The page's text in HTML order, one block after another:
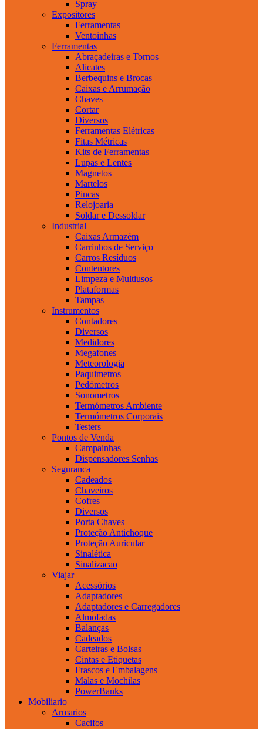
Spray
Expositores
Ferramentas
Ventoinhas
Ferramentas
Abraçadeiras e Tornos
Alicates
Berbequins e Brocas
Caixas e Arrumação
Chaves
Cortar
Diversos
Ferramentas Elétricas
Fitas Métricas
Kits de Ferramentas
Lupas e Lentes
Magnetos
Martelos
Pincas
Relojoaria
Soldar e Dessoldar
Industrial
Caixas Armazém
Carrinhos de Serviço
Carros Resíduos
Contentores
Limpeza e Multiusos
Plataformas
Tampas
Instrumentos
Contadores
Diversos
Medidores
Megafones
Meteorologia
Paquimetros
Pedómetros
Sonometros
Termómetros Ambiente
Termómetros Corporais
Testers
Pontos de Venda
Campainhas
Dispensadores Senhas
Seguranca
Cadeados
Chaveiros
Cofres
Diversos
Porta Chaves
Proteção Antichoque
Proteção Auricular
Sinalética
Sinalizacao
Viajar
Acessórios
Adaptadores
Adaptadores e Carregadores
Almofadas
Balanças
Cadeados
Carteiras e Bolsas
Cintas e Etiquetas
Frascos e Embalagens
Malas e Mochilas
PowerBanks
Mobiliario
Armarios
Cacifos